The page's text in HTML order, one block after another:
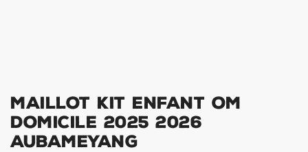
Maillot Kit Enfant OM
Domicile 2025 2026
Aubameyang